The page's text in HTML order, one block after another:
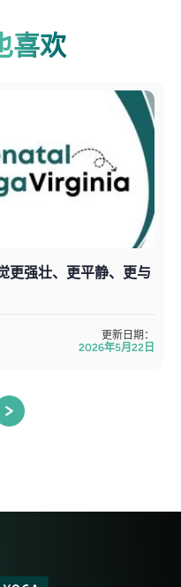
喜欢
更强壮、更平静、更与
更新日期：
2026年5月22日